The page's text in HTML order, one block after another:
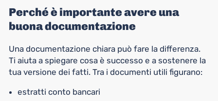
Perché è importante avere una
buona documentazione
Una documentazione chiara può fare la differenza.
Ti aiuta a spiegare cosa è successo e a sostenere la
tua versione dei fatti. Tra i documenti utili figurano:
estratti conto bancari